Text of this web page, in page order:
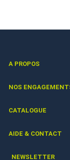
A PROPOS
NOS
CATALOGUE
AIDE & CONTACT
NEWSLETTER